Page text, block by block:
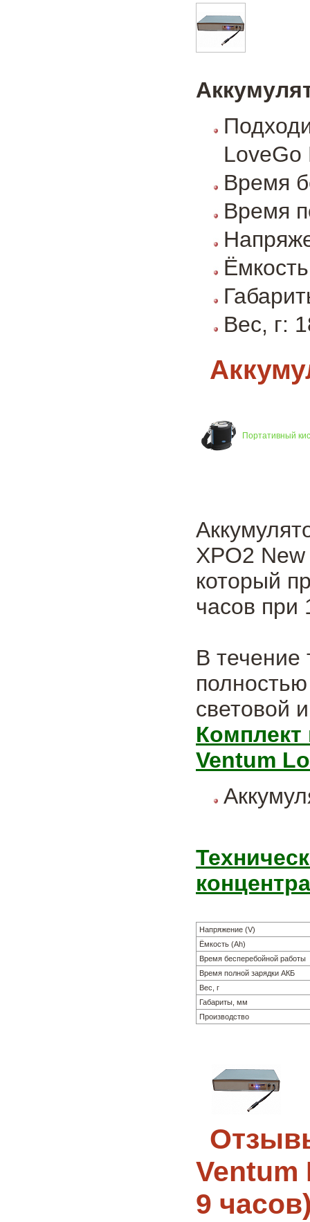
LoveGo
Время
Время
Вес, г:
Портативный
XPO2
который
часов при
В течение
световой
Комплект
Ventum
Напряжение (V)
Ёмкость (Ah)
Время бесперебойной работы
Время полной зарядки АКБ
Вес, г
Габариты, мм
Производство
Ventum
9